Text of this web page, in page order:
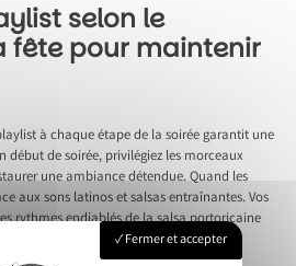
selon le
fête pour maintenir
à chaque étape de la soirée garantit une
début de soirée, privilégiez les morceaux
une ambiance détendue. Quand les
aux sons latinos et salsas entraînantes. Vos
rythmes endiablés de la salsa portoricaine
irrésistible à votre fête.Fermer et accepter